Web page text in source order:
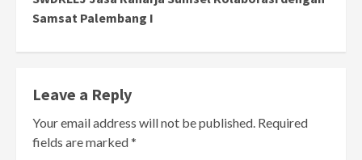
Samsat Palembang I
Leave a Reply
Your email address will not be published. Required
fields are marked*